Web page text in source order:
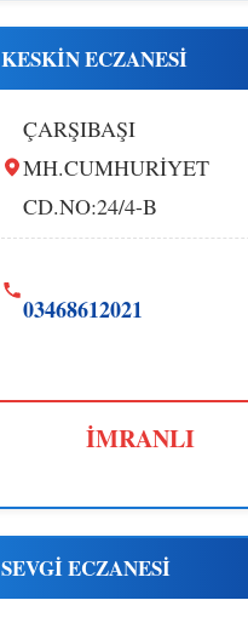
KESKİN ECZANESİ
ÇARŞIBAŞI
MH.CUMHURİYET
CD.NO:24/4-B
03468612021
İMRANLI
SEVGİ ECZANESİ